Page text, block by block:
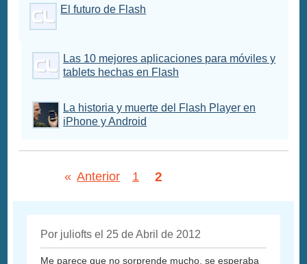
El futuro de Flash
Las 10 mejores aplicaciones para móviles y
tablets hechas en Flash
La historia y muerte del Flash Player en
iPhone y Android
« Anterior 1 2
Por juliofts el 25 de Abril de 2012
Me parece que no sorprende mucho, se esperaba